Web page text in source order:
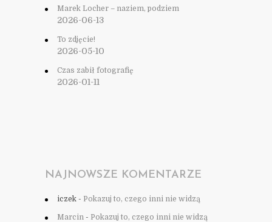
Marek Locher – naziem, podziem
2026-06-13
To zdjęcie!
2026-05-10
Czas zabił fotografię
2026-01-11
NAJNOWSZE KOMENTARZE
iczek - Pokazuj to, czego inni nie widzą
Marcin - Pokazuj to, czego inni nie widzą